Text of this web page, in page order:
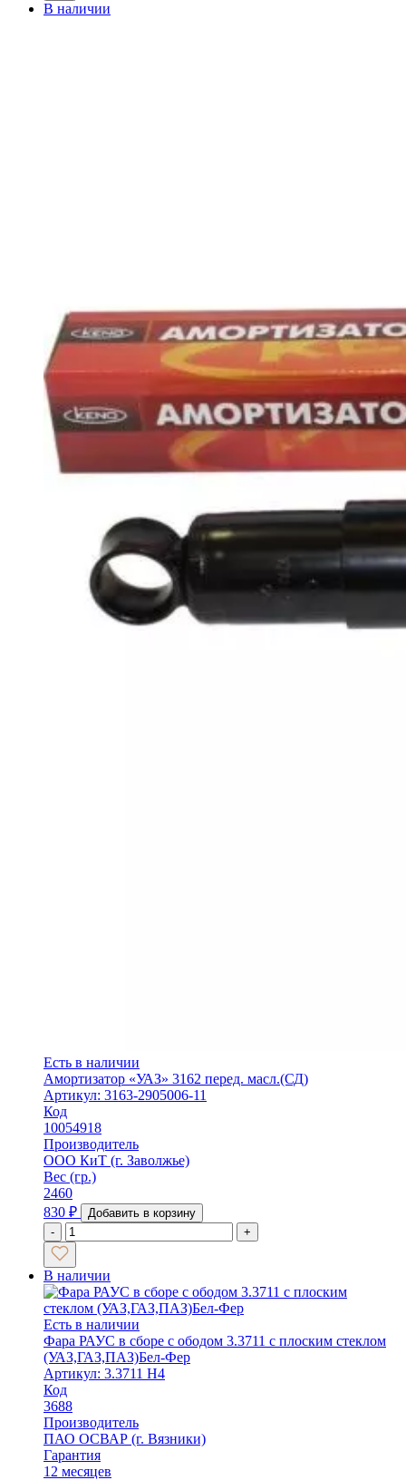
В наличии
Есть в наличии
Амортизатор «УАЗ» 3162 перед. масл.(СД)
Артикул: 3163-2905006-11
Код
10054918
Производитель
ООО КиТ (г. Заволжье)
Вес (гр.)
2460
830 ₽
Добавить в корзину
-
+
В наличии
Есть в наличии
Фара РАУС в сборе с ободом 3.3711 с плоским стеклом
(УАЗ,ГАЗ,ПАЗ)Бел-Фер
Артикул: 3.3711 Н4
Код
3688
Производитель
ПАО ОСВАР (г. Вязники)
Гарантия
12 месяцев